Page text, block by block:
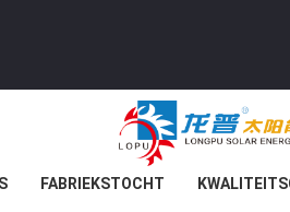
FABRIEKSTOCHT